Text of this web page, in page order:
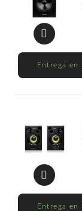
Entrega en
Entrega en